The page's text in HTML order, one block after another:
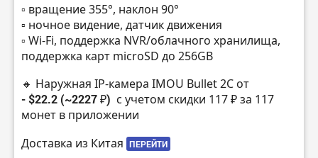
▫️ вращение 355°, наклон 90°
▫️ ночное видение, датчик движения
▫️ Wi-Fi, поддержка NVR/облачного хранилища,
поддержка карт microSD до 256GB
🔸 Наружная IP-камера IMOU Bullet 2C от
- $22.2 (~2227 ₽) с учетом скидки 117 ₽ за 117
монет в приложении
Доставка из Китая ПЕРЕЙТИ